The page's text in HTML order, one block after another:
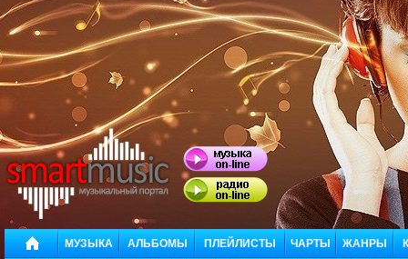
МУЗЫКА АЛЬБОМЫ ПЛЕЙЛИСТЫ ЧАРТЫ ЖАНРЫ